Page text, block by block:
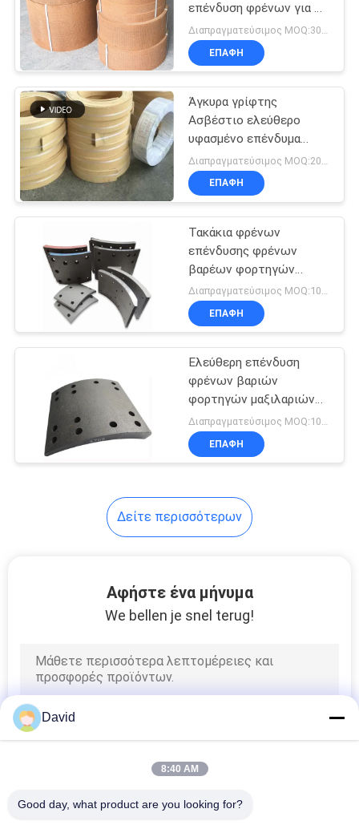
επένδυση φρένων για το
βαρούλκο αγκύρων
βαρούλκων πρόσδεσης
ΕΠΑΦΉ
Άγκυρα γρίφτης
Ασβέστιο ελεύθερο
υφασμένο επένδυμα
πέδησης
Περιβαλλοντικά φιλικό
επένδυμα πέδησης σε
ΕΠΑΦΉ
Τακάκια φρένων
επένδυσης φρένων
βαρέων φορτηγών
Επαγγελματικά οχήματα
χωρίς αμίαντο
Διαπραγματεύσιμος MOQ:100 σύνολα
ΕΠΑΦΉ
Ελεύθερη επένδυση
φρένων βαριών
φορτηγών μαξιλαριών
φρένων επένδυσης
φρένων αμιάντων
εμπορικών οχημάτων
Διαπραγματεύσιμος MOQ:100 σύνολα
ΕΠΑΦΉ
Δείτε περισσότερων
Αφήστε ένα μήνυμα
We bellen je snel terug!
David
8:40 AM
Good day, what product are you looking for?